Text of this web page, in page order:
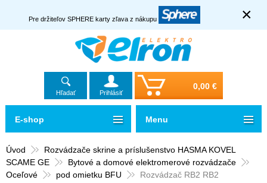
Pre držiteľov SPHERE karty zľava z nákupu ×
Hľadať Prihlásiť
0,00 €
Úvod
Rozvádzače skrine a príslušenstvo HASMA KOVEL
SCAME GE
Bytové a domové elektromerové rozvádzače
Oceľové
pod omietku BFU Rozvádzač RB2 RB2
E-shop Menu